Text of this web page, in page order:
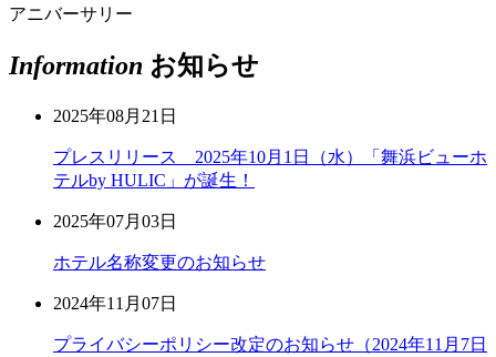
アニバーサリー
Information お知らせ
2025年08月21日
プレスリリース 2025年10月1日（水）「舞浜ビューホ
テルby HULIC」が誕生！
2025年07月03日
ホテル名称変更のお知らせ
2024年11月07日
プライバシーポリシー改定のお知らせ（2024年11月7日